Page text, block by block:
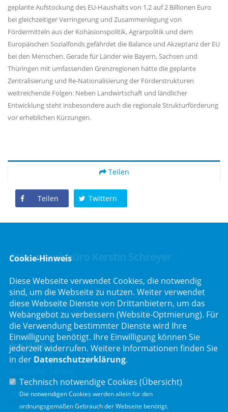
geplante Aufstockung des EU-Haushalts von 1,2 auf 2 Billionen Euro
bei gleichzeitiger Verringerung und Zusammenlegung von
Fördermitteln aus der Kohäsionspolitik, Agrarpolitik und dem
Europäischen Sozialfonds gefährdet die Balance und Akzeptanz der EU
bei den Menschen. Gerade für Länder wie Bayern, Sachsen und
Thüringen mit umfassenden Grenzregionen hätte die geplante
Zentralisierung und Re-Nationalisierung der Förderstrukturen
weitreichende Folgen: Neben Landwirtschaft und ländlicher
Entwicklung steht insbesondere auch die regionale Strukturförderung
vor erheblichen Kürzungen.
Teilen
Teilen Twittern
Stimmkreisbüro Kerstin Schreyer
Parkstraße 19
82008 Unterhaching
Telefon :089/66557816
Telefax : 089/66557818
Im Web
CSU Fraktion
Anmeldung Rundmail
Cookie-Hinweis
Diese Webseite verwendet Cookies, die notwendig
sind, um die Webseite zu nutzen. Weiter verwendet
diese Webseite Dienste von Drittanbietern, um das
Webangebot zu verbessern (Website-Optmierung). Für
die Verwendung bestimmter Dienste wird Ihre
Einwilligung benötigt. Ihre Einwilligung können Sie
jederzeit widerrufen. Weitere Informationen finden Sie
in der Datenschutzerklärung.
Technisch notwendige Cookies (Übersicht)
Die notwendigen Cookies werden allein für den
ordnungsgemäßen Gebrauch der Webseite benötigt.